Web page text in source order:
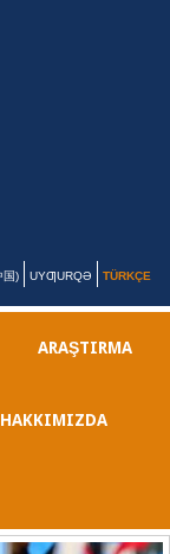
国) UYƢURQƏ TÜRKÇE
ARAŞTIRMA
HAKKIMIZDA